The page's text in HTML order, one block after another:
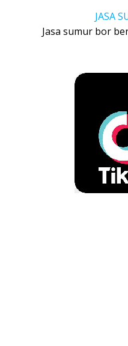
JASA
Jasa sumur bor